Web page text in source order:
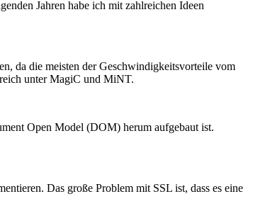
Jahren habe ich mit zahlreichen Ideen
da die meisten der Geschwindigkeitsvorteile vom
unter MagiC und MiNT.
Open Model (DOM) herum aufgebaut ist.
Das große Problem mit SSL ist, dass es eine